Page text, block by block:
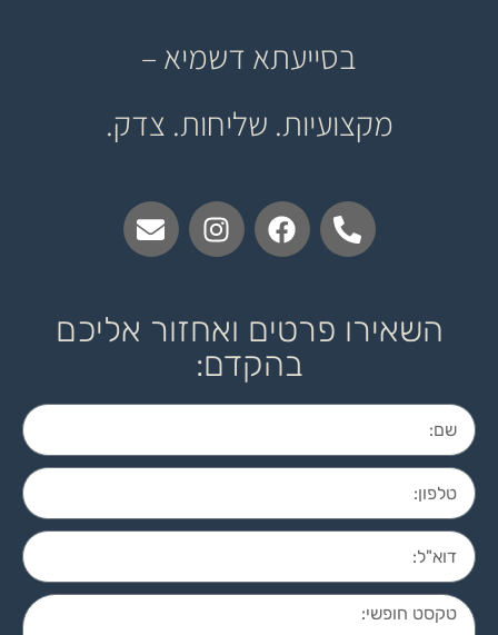
בסייעתא דשמיא –
מקצועיות. שליחות. צדק.
השאירו פרטים ואחזור אליכם
בהקדם: